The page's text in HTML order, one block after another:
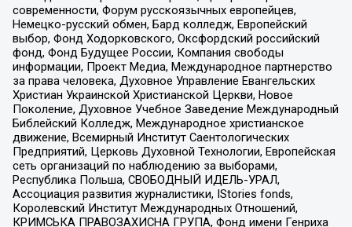
современности, Форум русскоязычных европейцев,
Немецко-русский обмен, Бард колледж, Европейский
выбор, Фонд Ходорковского, Оксфордский российский
фонд, Фонд Будущее России, Компания свободы
информации, Проект Медиа, Международное партнерство
за права человека, Духовное Управление Евангельских
Христиан Украинской Христианской Церкви, Новое
Поколение, Духовное Учебное Заведение Международный
Библейский Колледж, Международное христианское
движение, Всемирный Институт Саентологических
Предприятий, Церковь Духовной Технологии, Европейская
сеть организаций по наблюдению за выборами,
Республика Польша, СВОБОДНЫЙ ИДЕЛЬ-УРАЛ,
Ассоциация развития журналистики, IStories fonds,
Королевский Институт Международных Отношений,
КРИМСЬКА ПРАВОЗАХИСНА ГРУПА, Фонд имени Генриха